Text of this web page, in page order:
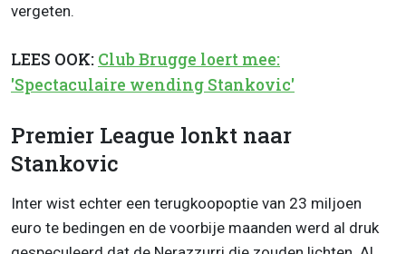
vergeten.
LEES OOK: Club Brugge loert mee:
'Spectaculaire wending Stankovic'
Premier League lonkt naar
Stankovic
Inter wist echter een terugkoopoptie van 23 miljoen
euro te bedingen en de voorbije maanden werd al druk